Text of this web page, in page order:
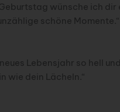
wünsche ich dir
schöne Momente.“
Lebensjahr so hell und
wie dein Lächeln.“